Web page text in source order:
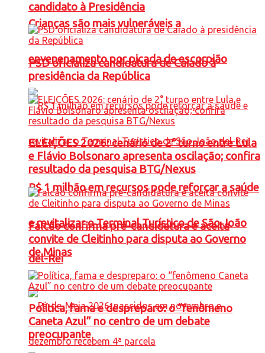
Crianças são mais vulneráveis a
envenenamento por picada de escorpião
R$ 1 milhão em recursos pode reforçar a saúde
e revitalizar o Terminal Turístico de São João
del-Rei
candidato à Presidência
PSD oficializa candidatura de Caiado à
presidência da República
ELEIÇÕES 2026: cenário de 2° turno entre Lula
e Flávio Bolsonaro apresenta oscilação; confira
resultado da pesquisa BTG/Nexus
Falcão confirma pré-candidatura e aceita
convite de Cleitinho para disputa ao Governo
de Minas
Política, fama e despreparo: o “fenômeno
Caneta Azul” no centro de um debate
preocupante